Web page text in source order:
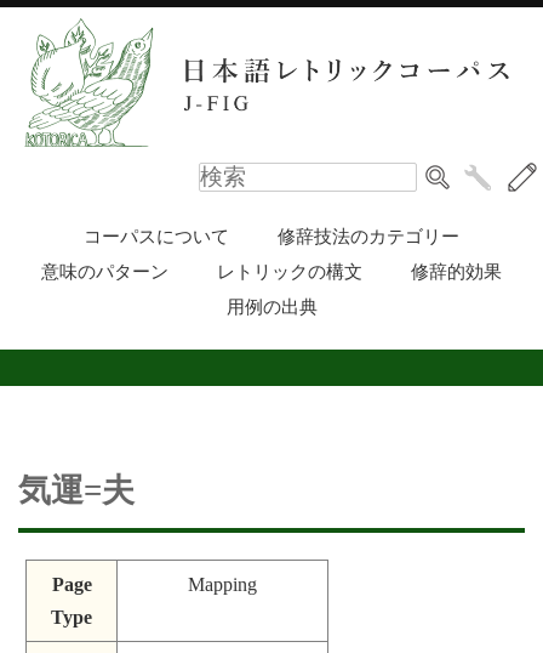
コーパスについて
修辞技法のカテゴリー
意味のパターン
レトリックの構文
修辞的効果
用例の出典
気運=夫
Page
Type
Mapping